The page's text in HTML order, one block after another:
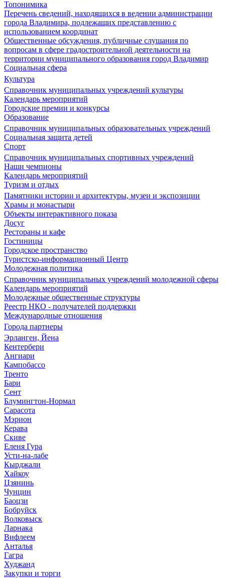
Топонимика
Перечень сведений, находящихся в ведении администрации
города Владимира, подлежащих представлению с
использованием координат
Общественные обсуждения, публичные слушания по
вопросам в сфере градостроительной деятельности на
территории муниципального образования город Владимир
Социальная сфера
Культура
Справочник муниципальных учреждений культуры
Календарь мероприятий
Городские премии и конкурсы
Образование
Справочник муниципальных образовательных учреждений
Социальная защита детей
Спорт
Справочник муниципальных спортивных учреждений
Наши чемпионы
Календарь мероприятий
Туризм и отдых
Памятники истории и архитектуры, музеи и экспозиции
Храмы и монастыри
Объекты интерактивного показа
Досуг
Рестораны и кафе
Гостиницы
Городское пространство
Туристско-информационный Центр
Молодежная политика
Справочник муниципальных учреждений молодежной сферы
Календарь мероприятий
Молодежные общественные структуры
Реестр НКО - получателей поддержки
Международные отношения
Города партнеры
Эрланген, Йена
Кентербери
Ангиари
Кампобассо
Тренто
Бари
Сент
Блумингтон-Нормал
Сарасота
Мэрион
Керава
Скиве
Еленя Гура
Усти-на-лабе
Кырджали
Хайкоу
Цзянинь
Чунцин
Баоцзи
Бобруйск
Волковыск
Ларнака
Вифлеем
Анталья
Гагра
Худжанд
Закупки и торги